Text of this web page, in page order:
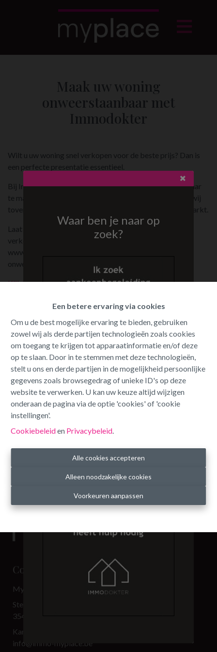
Een betere ervaring via cookies
Om u de best mogelijke ervaring te bieden, gebruiken
zowel wij als derde partijen technologieën zoals cookies
om toegang te krijgen tot apparaatinformatie en/of deze
op te slaan. Door in te stemmen met deze technologieën,
stelt u ons en derde partijen in de mogelijkheid persoonlijke
gegevens zoals browsegedrag of unieke ID's op deze
website te verwerken. U kan uw keuze altijd wijzigen
onderaan de pagina via de optie 'cookies' of 'cookie
instellingen'.
Cookiebeleiden Privacybeleid.
Alle cookies accepteren
Alleen noodzakelijke cookies
Voorkeuren aanpassen
Maak uw woning
onweerstaanbaar met
Immodokter
Wilt u uw woning snel verkopen voor de beste prijs? Dan is
een perfecte presentatie essentieel.
Bij Immodokter doen we alles om uw woning verkoopklaar
te maken. Van gratis advies tot volledige transformatie, wij
toveren uw huis om tot een echte parel op de vastgoedmarkt.
Laat uw woning eruit springen en zorg voor een snelle
verkoop tegen de beste prijs. Bezoek ons op
www.immodokter.be en ontdek hoe wij uw woning
onweerstaanbaar maken voor kopers.
Klik hier om te zien hoe wij zorgen voor een vlotte verkoop
Contact
My Place BV
Steenweg 3.501
3540 Herk-de-Stad
Kantoor: 013 33 69 00
info@immo-myplace.be
Waar ben je naar op
zoek?